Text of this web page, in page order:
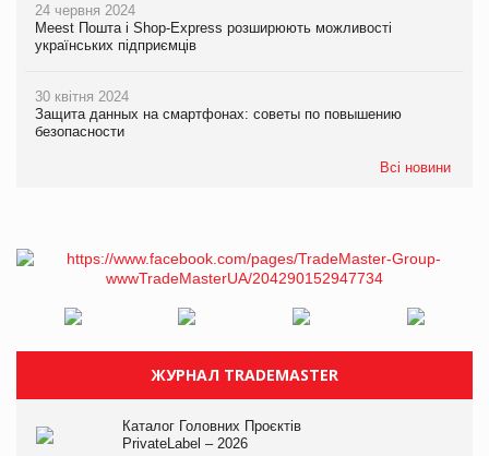
24 червня 2024
Meest Пошта і Shop-Express розширюють можливості
українських підприємців
30 квітня 2024
Защита данных на смартфонах: советы по повышению
безопасности
Всі новини
ЖУРНАЛ TRADEMASTER
Каталог Головних Проєктів
PrivateLabel – 2026